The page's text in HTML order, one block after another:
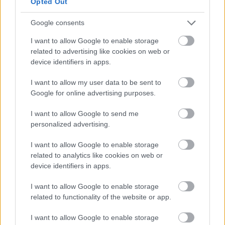
Google consents
I want to allow Google to enable storage
related to advertising like cookies on web or
device identifiers in apps.
I want to allow my user data to be sent to
Google for online advertising purposes.
I want to allow Google to send me
personalized advertising.
I want to allow Google to enable storage
related to analytics like cookies on web or
device identifiers in apps.
I want to allow Google to enable storage
related to functionality of the website or app.
I want to allow Google to enable storage
απρόβλεπτες παντού στη γη.
Τεράστιο το ρίσκο στα φρέσκα
προϊόντα
Τέλος, η παραγωγή φρέσκων προϊόντων
(φρούτων και λαχανικών), αυτά που
μας συστήνουν οι γιατροί, συγκεντροποιείται
τάχιστα με την δημιουργία μεγάλων εταιρειών
παραγωγής και κυρίως εμπορίας και την ανάπτυξη
ενός εξειδικευμένου συστήματοςlogistics,που
μεταφέρει αενάως και υπό ψύξη τα φρέσκα
προϊόντα σε ολόκληρο τον κόσμο. Να σημειωθεί
ότι η εν λόγω παραγωγή, απαιτεί πολύ μεγάλο
πανάκριβοι, τα λιπάσματα εξειδικευμένα και πολύ